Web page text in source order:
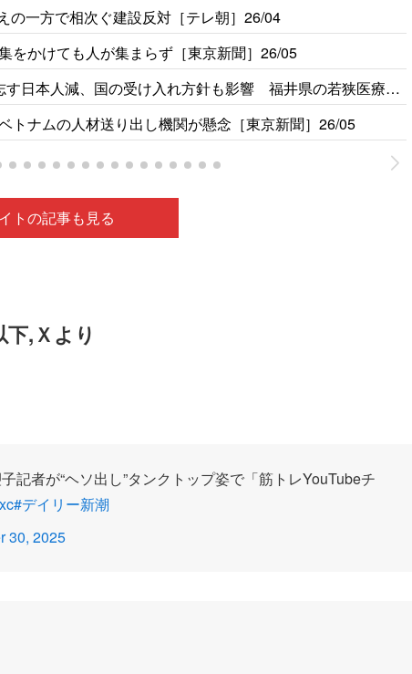
の一方で相次ぐ建設反対［テレ朝］26/04
かけても人が集まらず［東京新聞］26/05
日本人減、国の受け入れ方針も影響 福井県の若狭医療福
ナムの人材送り出し機関が懸念［東京新聞］26/05
トの記事も見る
下,Ｘより
者が“ヘソ出し”タンクトップ姿で「筋トレYouTubeチ
#デイリー新潮
30, 2025